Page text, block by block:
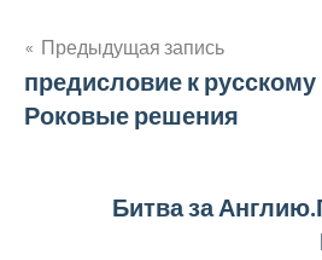
Навигация
по
Предыдущая запись
предисловие к
Роковые решения
Битва за